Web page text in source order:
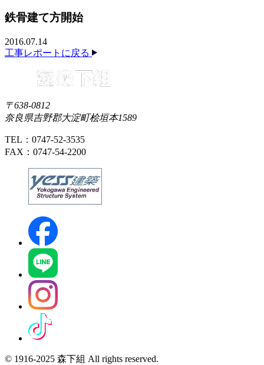
鉄骨建て方開始
2016.07.14
工事レポートに戻る
〒638-0812
奈良県吉野郡大淀町桧垣本1589
TEL：0747-52-3535
FAX：0747-54-2200
© 1916-2025 森下組 All rights reserved.